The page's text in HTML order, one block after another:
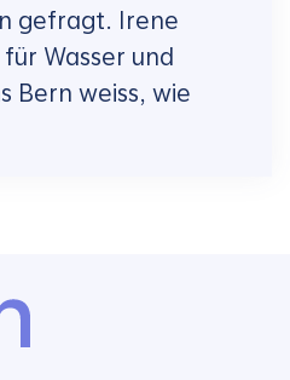
gefragt. Irene
Wasser und
Bern weiss, wie